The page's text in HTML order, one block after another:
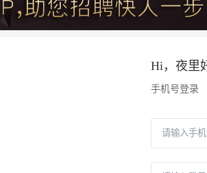
Hi， 夜里
手机号登录